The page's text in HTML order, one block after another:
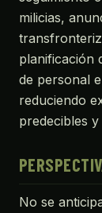
milicias,
planificación
de personal
reduciendo
predecibles
No se